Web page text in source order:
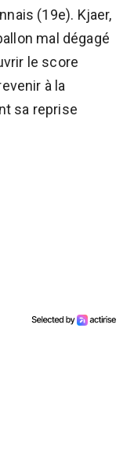
(19e). Kjaer,
mal dégagé
le score
à la
sa reprise